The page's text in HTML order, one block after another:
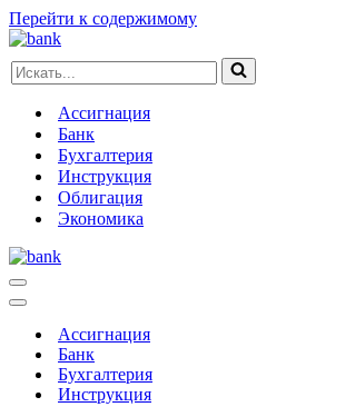
Перейти к содержимому
Искать...
Ассигнация
Банк
Бухгалтерия
Инструкция
Облигация
Экономика
Меню
навигации
Меню
навигацииАссигнация
Банк
Бухгалтерия
Инструкция